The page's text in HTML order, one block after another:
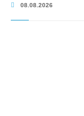
08.08.2026